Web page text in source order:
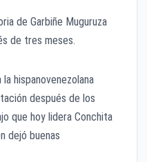
de Garbiñe Muguruza
de tres meses.
hispanovenezolana
después de los
que hoy lidera Conchita
dejó buenas